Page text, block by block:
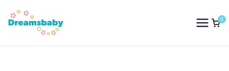
para
conteúdo
Dreams Baby
0